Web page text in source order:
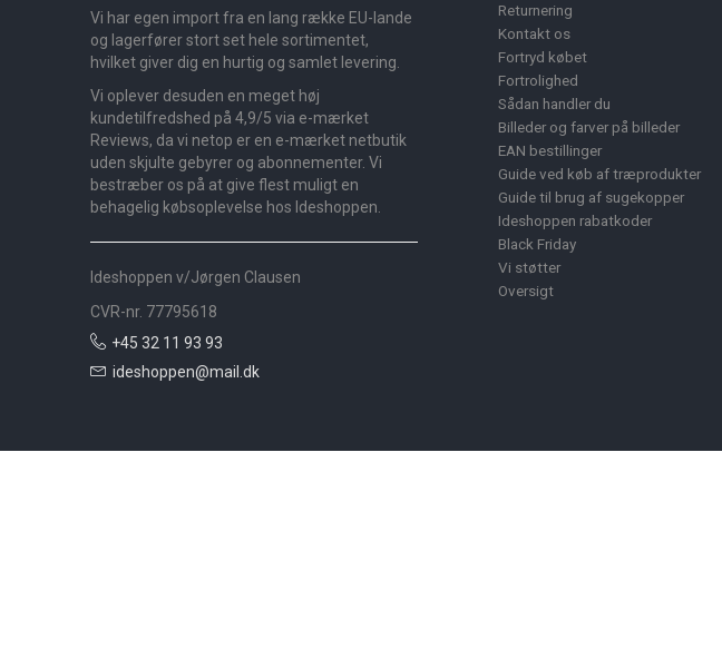
Vi har egen import fra en lang række EU-lande
og lagerfører stort set hele sortimentet,
hvilket giver dig en hurtig og samlet levering.
Vi oplever desuden en meget høj
kundetilfredshed på 4,9/5 via e-mærket
Reviews, da vi netop er en e-mærket netbutik
uden skjulte gebyrer og abonnementer. Vi
bestræber os på at give flest muligt en
behagelig købsoplevelse hos Ideshoppen.
Ideshoppen v/Jørgen Clausen
CVR-nr. 77795618
+45 32 11 93 93
ideshoppen@mail.dk
Returnering
Kontakt os
Fortryd købet
Fortrolighed
Sådan handler du
Billeder og farver på billeder
EAN bestillinger
Guide ved køb af træprodukter
Guide til brug af sugekopper
Ideshoppen rabatkoder
Black Friday
Vi støtter
Oversigt